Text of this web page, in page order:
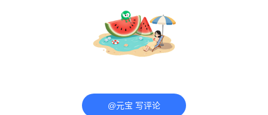
@元宝 写评论